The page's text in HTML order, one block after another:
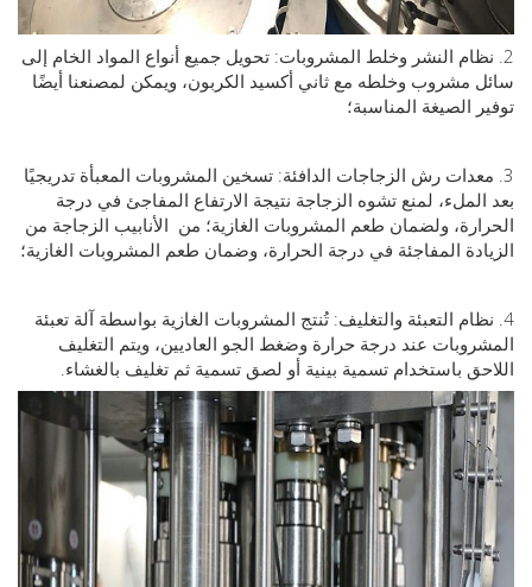
النشر وخلط المشروبات: تحويل جميع أنواع المواد الخام إلى
مشروب وخلطه مع ثاني أكسيد الكربون، ويمكن لمصنعنا أيضًا
الصيغة المناسبة؛
رش الزجاجات الدافئة: تسخين المشروبات المعبأة تدريجيًا
لمنع تشوه الزجاجة نتيجة الارتفاع المفاجئ في درجة
ولضمان طعم المشروبات الغازية؛من الأنابيبالزجاجة من
المفاجئة في درجة الحرارة، وضمان طعم المشروبات الغازية؛
التعبئة والتغليف: تُنتج المشروبات الغازية بواسطة آلة تعبئة
عند درجة حرارة وضغط الجو العاديين، ويتم التغليف
باستخدام تسمية بينية أو لصق تسمية ثم تغليف بالغشاء.